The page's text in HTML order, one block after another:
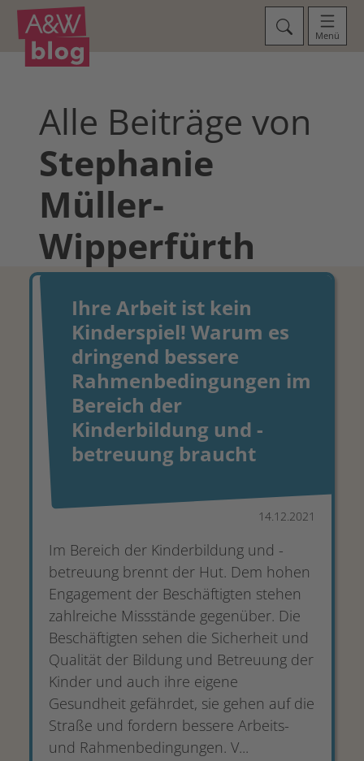
Menü
Alle Beiträge von
Stephanie
Müller-
Wipperfürth
Ihre Arbeit ist kein
Kinderspiel! Warum es
dringend bessere
Rahmenbedingungen im
Bereich der
Kinderbildung und -
betreuung braucht
Im Bereich der Kinderbildung und -
betreuung brennt der Hut. Dem hohen
Engagement der Beschäftigten stehen
zahlreiche Missstände gegenüber. Die
Beschäftigten sehen die Sicherheit und
Qualität der Bildung und Betreuung der
Kinder und auch ihre eigene
Gesundheit gefährdet, sie gehen auf die
Straße und fordern bessere Arbeits-
und Rahmenbedingungen. V...
14.12.2021